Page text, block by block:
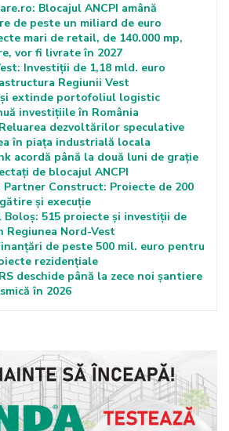
Blocajul ANCPI amână
de peste un miliard de euro
mari de retail, de 140.000 mp,
vor fi livrate în 2027
Investiții de 1,18 mld. euro
Regiunii Vest
extinde portofoliul logistic
investițiile în România
dezvoltărilor speculative
în piața industrială locala
acordă până la două luni de grație
de blocajul ANCPI
Partner Construct: Proiecte de 200
și execuție
Boloș: 515 proiecte și investiții de
Regiunea Nord-Vest
de peste 500 mil. euro pentru
rezidențiale
deschide până la zece noi șantiere
în 2026